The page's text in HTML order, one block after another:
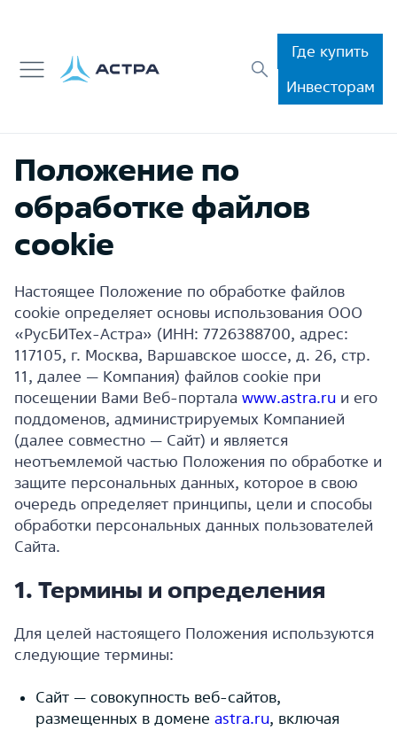
Где купить
Инвесторам
Положение по
обработке файлов
cookie
Настоящее Положение по обработке файлов
cookie определяет основы использования ООО
«РусБИТех-Астра» (ИНН: 7726388700, адрес:
117105, г. Москва, Варшавское шоссе, д. 26, стр.
11, далее — Компания) файлов cookie при
посещении Вами Веб-портала www.astra.ru и его
поддоменов, администрируемых Компанией
(далее совместно — Сайт) и является
неотъемлемой частью Положения по обработке и
защите персональных данных, которое в свою
очередь определяет принципы, цели и способы
обработки персональных данных пользователей
Сайта.
1. Термины и определения
Для целей настоящего Положения используются
следующие термины:
Сайт — совокупность веб-сайтов,
размещенных в домене astra.ru, включая